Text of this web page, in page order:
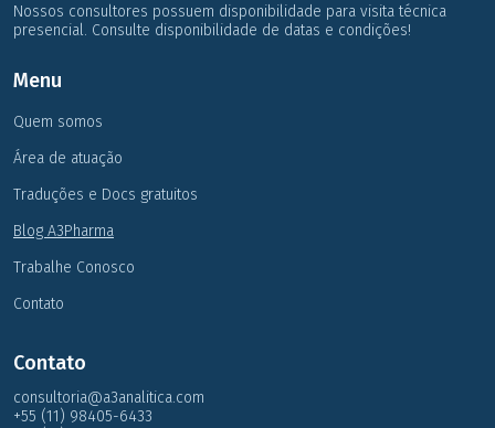
Nossos consultores possuem disponibilidade para visita técnica
presencial. Consulte disponibilidade de datas e condições!
Menu
Quem somos
Área de atuação
Traduções e Docs gratuitos
Blog A3Pharma
Trabalhe Conosco
Contato
Contato
consultoria@a3analitica.com
+55 (11) 98405-6433